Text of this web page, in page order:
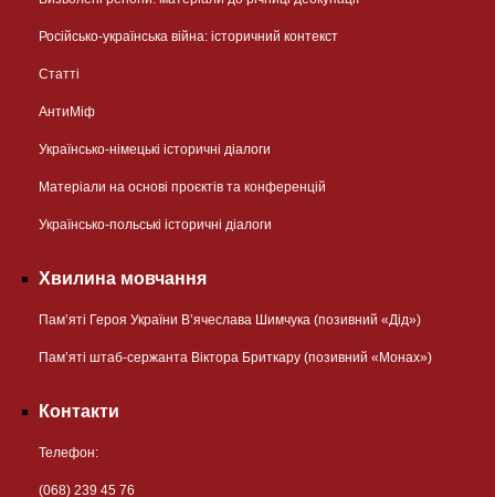
Російсько-українська війна: історичний контекст
Статті
АнтиМіф
Українсько-німецькі історичні діалоги
Матеріали на основі проєктів та конференцій
Українсько-польські історичні діалоги
Хвилина мовчання
Пам’яті Героя України В’ячеслава Шимчука (позивний «Дід»)
Пам’яті штаб-сержанта Віктора Бриткару (позивний «Монах»)
Контакти
Телефон:
(068) 239 45 76